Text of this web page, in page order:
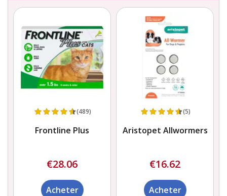
(489)
Frontline Plus
€28.06
Acheter
(5)
Aristopet Allwormers
€16.62
Acheter